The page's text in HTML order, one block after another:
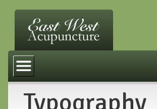
FAQ
Typography